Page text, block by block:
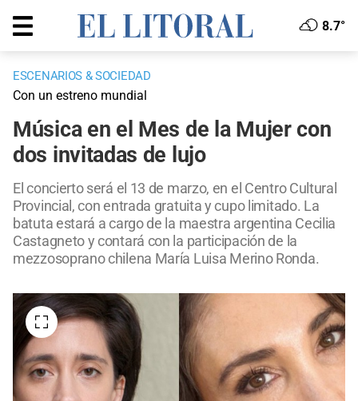
8.7°
ESCENARIOS & SOCIEDAD
Con un estreno mundial
Música en el Mes de la Mujer con
dos invitadas de lujo
El concierto será el 13 de marzo, en el Centro Cultural
Provincial, con entrada gratuita y cupo limitado. La
batuta estará a cargo de la maestra argentina Cecilia
Castagneto y contará con la participación de la
mezzosoprano chilena María Luisa Merino Ronda.